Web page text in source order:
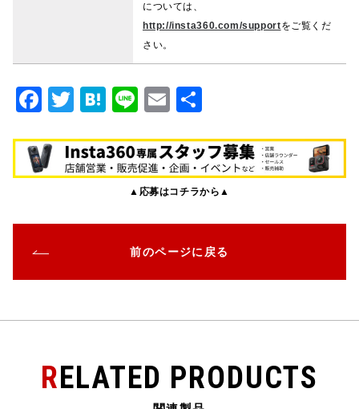
については、
http://insta360.com/supportをご覧くだ
さい。
F
c
e
o
o
k
T
it
te
H
e
n
Li
e
E
ai
l
▲応募はコチラから▲
前のページに戻る
RELATED PRODUCTS